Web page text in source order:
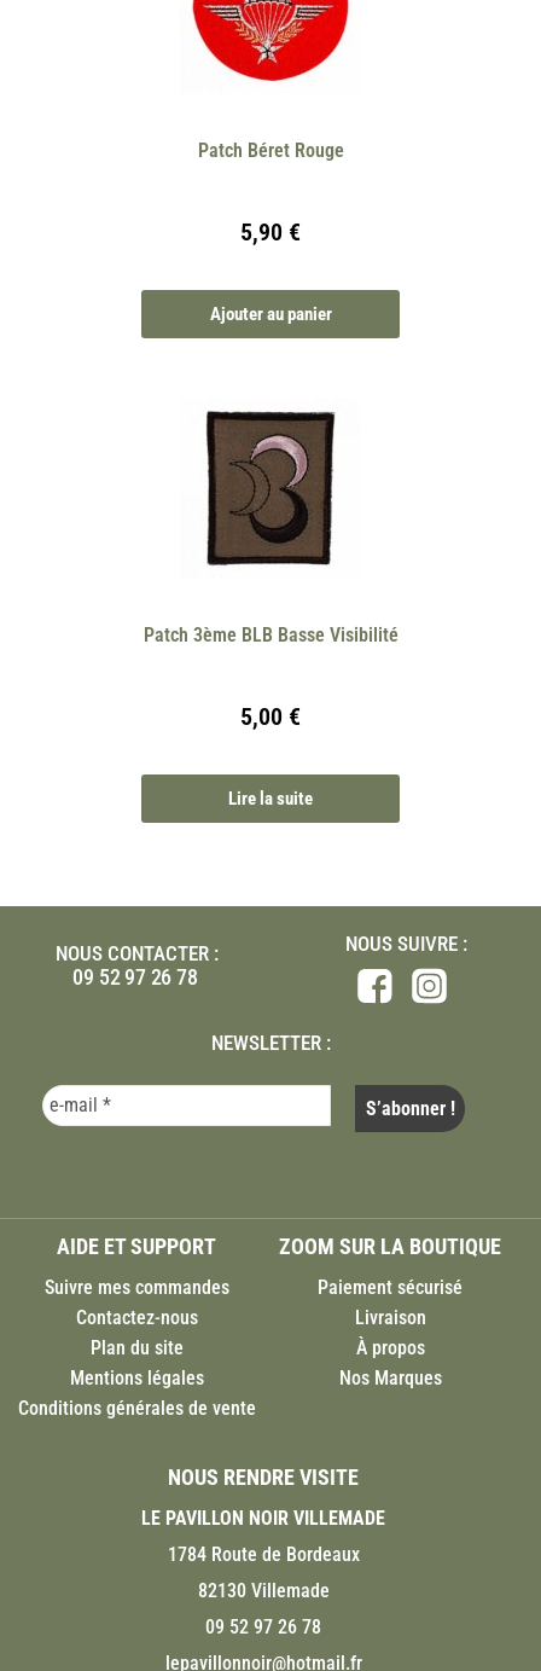
Patch Béret Rouge
5,90 €
Ajouter au panier
Patch 3ème BLB Basse Visibilité
5,00 €
Lire la suite
NOUS CONTACTER :
09 52 97 26 78
NOUS SUIVRE :
NEWSLETTER :
AIDE ET SUPPORT
Suivre mes commandes
Contactez-nous
Plan du site
Mentions légales
Conditions générales de vente
ZOOM SUR LA BOUTIQUE
Paiement sécurisé
Livraison
À propos
Nos Marques
NOUS RENDRE VISITE
LE PAVILLON NOIR VILLEMADE
1784 Route de Bordeaux
82130 Villemade
09 52 97 26 78
lepavillonnoir@hotmail.fr